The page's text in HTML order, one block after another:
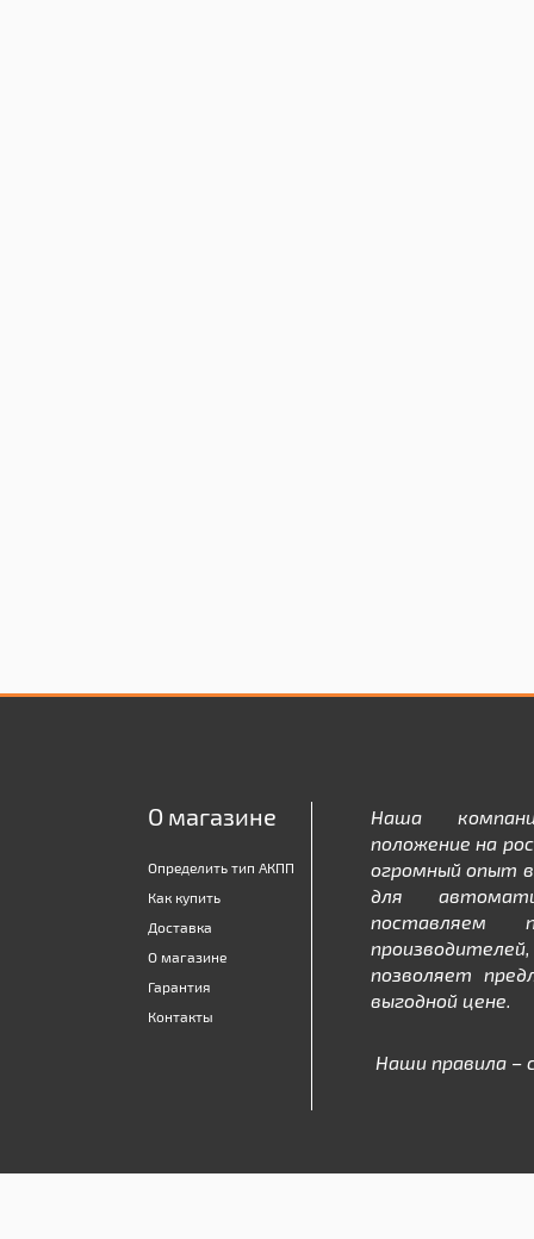
О магазине
Определить тип АКПП
Как купить
Доставка
О магазине
Гарантия
Контакты
Наша
положение на
огромный опыт
для
поставляем
позволяет
выгодной цене.
Наши правила –